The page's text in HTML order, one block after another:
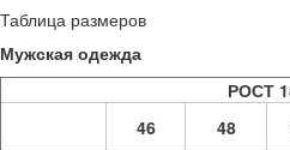
Таблица размеров
Мужская одежда
РОСТ
46
48